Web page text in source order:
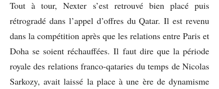
Tout à tour, Nexter s’est retrouvé bien placé puis
rétrogradé dans l’appel d’offres du Qatar. Il est revenu
dans la compétition après que les relations entre Paris et
Doha se soient réchauffées. Il faut dire que la période
royale des relations franco-qataries du temps de Nicolas
Sarkozy, avait laissé la place à une ère de dynamisme